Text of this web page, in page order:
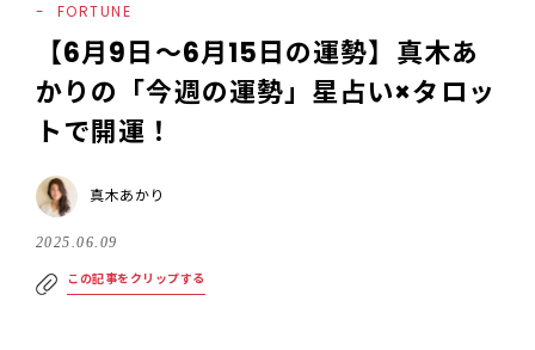
FORTUNE
【6月9日〜6月15日の運勢】真木あ
かりの「今週の運勢」星占い×タロッ
トで開運！
真木あかり
2025.06.09
この記事をクリップする